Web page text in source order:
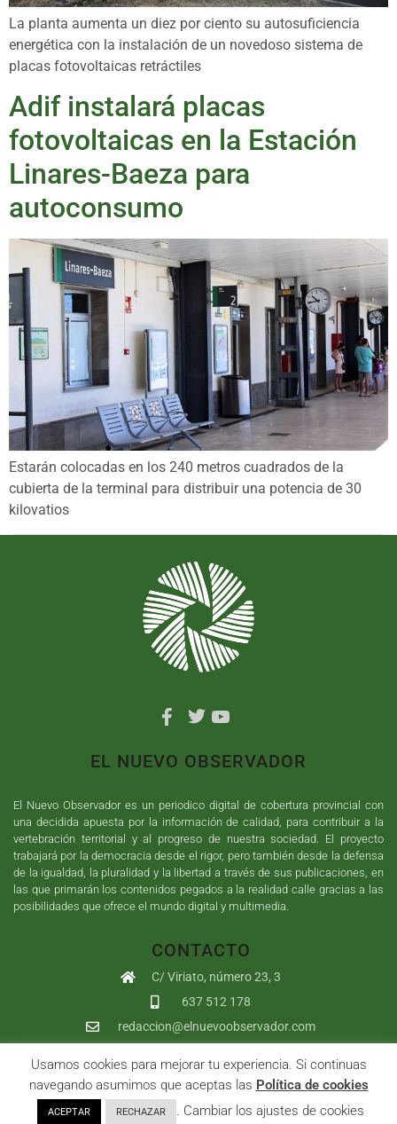
La planta aumenta un diez por ciento su autosuficiencia
energética con la instalación de un novedoso sistema de
placas fotovoltaicas retráctiles
Adif instalará placas
fotovoltaicas en la Estación
Linares-Baeza para
autoconsumo
Estarán colocadas en los 240 metros cuadrados de la
cubierta de la terminal para distribuir una potencia de 30
kilovatios
EL NUEVO OBSERVADOR
El Nuevo Observador es un periodico digital de cobertura provincial con
una decidida apuesta por la información de calidad, para contribuir a la
vertebración territorial y al progreso de nuestra sociedad. El proyecto
trabajará por la democracia desde el rigor, pero también desde la defensa
de la igualdad, la pluralidad y la libertad a través de sus publicaciones, en
las que primarán los contenidos pegados a la realidad calle gracias a las
posibilidades que ofrece el mundo digital y multimedia.
CONTACTO
C/ Viriato, número 23, 3
637 512 178
redaccion@elnuevoobservador.com
Copyright ©2026 El Nuevo Observador | Sumurdigital Diseño web
yDesarrollo| All Rights Reserved |
Privacidad|Política de cookies|User
Usamos cookies para mejorar tu experiencia. Si continuas
navegando asumimos que aceptas las Política de cookies
ACEPTAR RECHAZAR . Cambiar los ajustes de cookies